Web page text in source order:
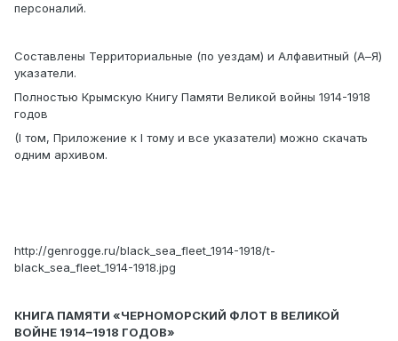
персоналий.
Составлены Территориальные (по уездам) и Алфавитный (А–Я)
указатели.
Полностью Крымскую Книгу Памяти Великой войны 1914-1918
годов
(I том, Приложение к I тому и все указатели) можно скачать
одним архивом.
http://genrogge.ru/black_sea_fleet_1914-1918/t-
black_sea_fleet_1914-1918.jpg
КНИГА ПАМЯТИ «ЧЕРНОМОРСКИЙ ФЛОТ В ВЕЛИКОЙ
ВОЙНЕ 1914–1918 ГОДОВ»